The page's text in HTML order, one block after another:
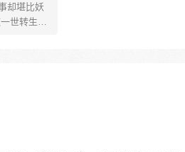
却堪比妖
世转生为
君见了他
？ 李云心